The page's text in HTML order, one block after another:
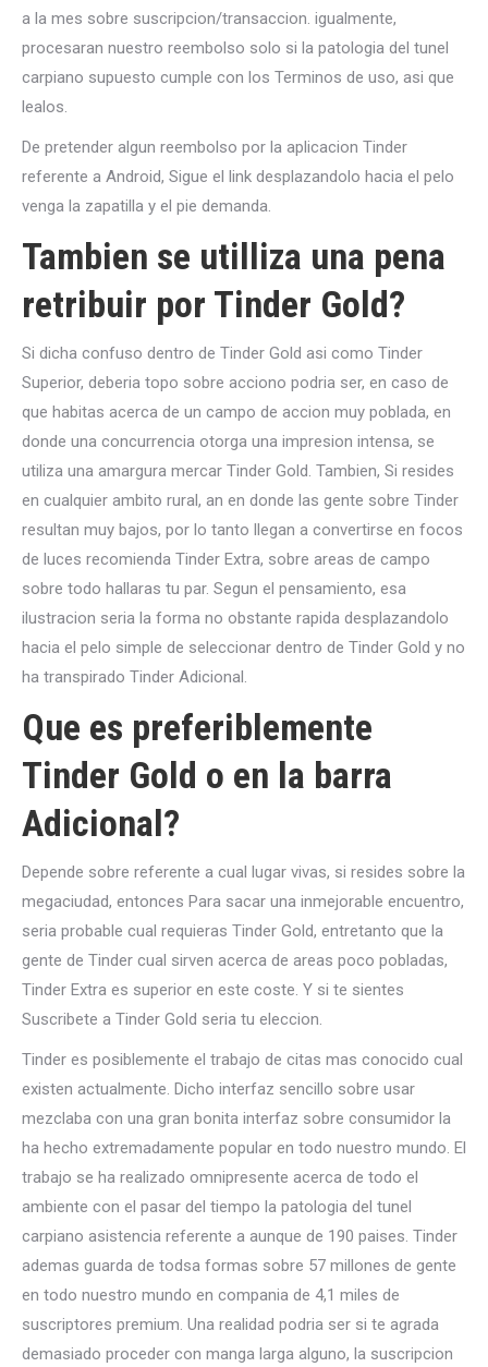
a la mes sobre suscripcion/transaccion. igualmente,
procesaran nuestro reembolso solo si la patologi­a del tunel
carpiano supuesto cumple con los Terminos de uso, asi que
lealos.
De pretender algun reembolso por la aplicacion Tinder
referente a Android, Sigue el link desplazandolo hacia el pelo
venga la zapatilla y el pie demanda.
Tambien se utilliza una pena
retribuir por Tinder Gold?
Si dicha confuso dentro de Tinder Gold asi­ como Tinder
Superior, deberia topo sobre acciono podri­a ser, en caso de
que habitas acerca de un campo de accion muy poblada, en
donde una concurrencia otorga una impresion intensa, se
utiliza una amargura mercar Tinder Gold. Tambien, Si resides
en cualquier ambito rural, an en donde las gente sobre Tinder
resultan muy bajos, por lo tanto llegan a convertirse en focos
de luces recomienda Tinder Extra, sobre areas de campo
sobre todo hallaras tu par. Segun el pensamiento, esa
ilustracion seri­a la forma no obstante rapida desplazandolo
hacia el pelo simple de seleccionar dentro de Tinder Gold y no
ha transpirado Tinder Adicional.
Que es preferiblemente
Tinder Gold o en la barra
Adicional?
Depende sobre referente a cual lugar vivas, si resides sobre la
megaciudad, entonces Para sacar una inmejorable encuentro,
seri­a probable cual requieras Tinder Gold, entretanto que la
gente de Tinder cual sirven acerca de areas poco pobladas,
Tinder Extra es superior en este coste. Y si te sientes
Suscribete a Tinder Gold seri­a tu eleccion.
Tinder es posiblemente el trabajo de citas mas conocido cual
existen actualmente. Dicho interfaz sencillo sobre usar
mezclaba con una gran bonita interfaz sobre consumidor la
ha hecho extremadamente popular en todo nuestro mundo. El
trabajo se ha realizado omnipresente acerca de todo el
ambiente con el pasar del tiempo la patologi­a del tunel
carpiano asistencia referente a aunque de 190 paises. Tinder
ademas guarda de todsa formas sobre 57 millones de gente
en todo nuestro mundo en compania de 4,1 miles de
suscriptores premium. Una realidad podri­a ser si te agrada
demasiado proceder con manga larga alguno, la suscripcion